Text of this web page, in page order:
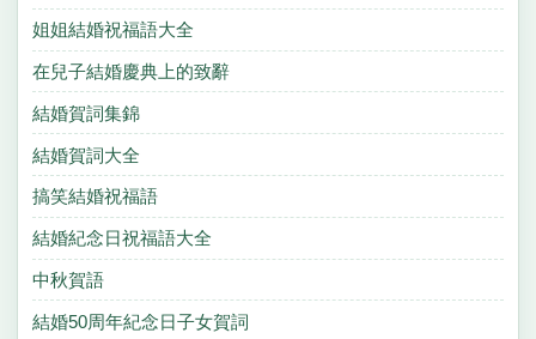
姐姐結婚祝福語大全
在兒子結婚慶典上的致辭
結婚賀詞集錦
結婚賀詞大全
搞笑結婚祝福語
結婚紀念日祝福語大全
中秋賀語
結婚50周年紀念日子女賀詞